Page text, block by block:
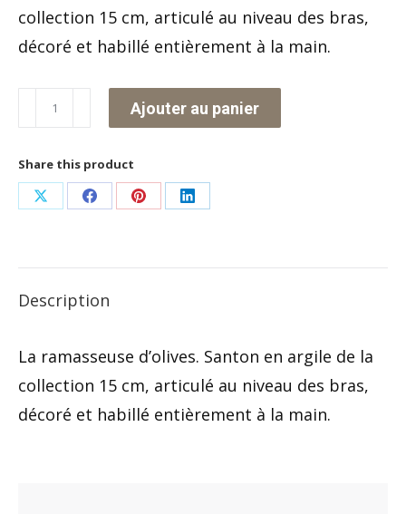
collection 15 cm, articulé au niveau des bras,
décoré et habillé entièrement à la main.
quantité
de
La
ramasseuse
Ajouter au panier
Share this product
Partager
X
Partager
Facebook
Partager
Pinterest
Partager
LinkedIn
Description
La ramasseuse d’olives. Santon en argile de la
collection 15 cm, articulé au niveau des bras,
décoré et habillé entièrement à la main.